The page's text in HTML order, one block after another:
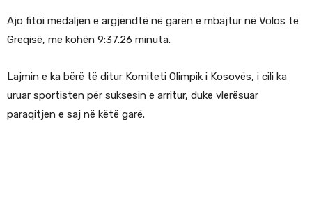
Ajo fitoi medaljen e argjendtë në garën e mbajtur në Volos të
Greqisë, me kohën 9:37.26 minuta.
Lajmin e ka bërë të ditur Komiteti Olimpik i Kosovës, i cili ka
uruar sportisten për suksesin e arritur, duke vlerësuar
paraqitjen e saj në këtë garë.